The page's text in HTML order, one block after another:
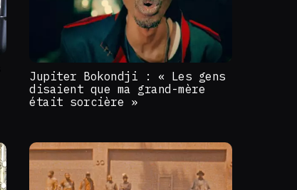
Jupiter Bokondji : « Les gens
disaient que ma grand-mère
était sorcière »